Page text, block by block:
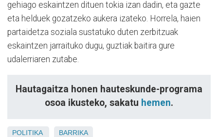
gehiago eskaintzen dituen tokia izan dadin, eta gazte
eta helduek gozatzeko aukera izateko. Horrela, haien
partaidetza soziala sustatuko duten zerbitzuak
eskaintzen jarraituko dugu, guztiak baitira gure
udalerriaren zutabe.
Hautagaitza honen hauteskunde-programa
osoa ikusteko, sakatu hemen.
POLITIKA BARRIKA